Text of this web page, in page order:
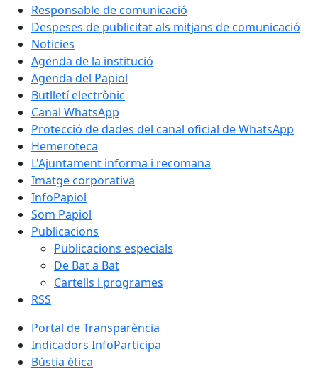
Responsable de comunicació
Despeses de publicitat als mitjans de comunicació
Noticies
Agenda de la institució
Agenda del Papiol
Butlletí electrònic
Canal WhatsApp
Protecció de dades del canal oficial de WhatsApp
Hemeroteca
L'Ajuntament informa i recomana
Imatge corporativa
InfoPapiol
Som Papiol
Publicacions
Publicacions especials
De Bat a Bat
Cartells i programes
RSS
Portal de Transparència
Indicadors InfoParticipa
Bústia ètica